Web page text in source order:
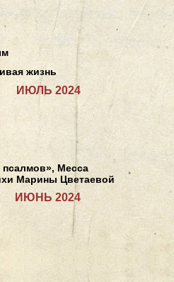
жизнь
ИЮЛЬ 2024
Месса
Марины Цветаевой
ИЮНЬ 2024